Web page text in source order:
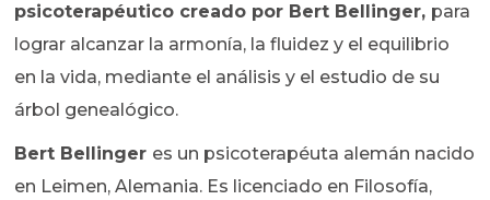
psicoterapéutico creado por Bert Bellinger, para
lograr alcanzar la armonía, la fluidez y el equilibrio
en la vida, mediante el análisis y el estudio de su
árbol genealógico.
Bert Bellinger es un psicoterapéuta alemán nacido
en Leimen, Alemania. Es licenciado en Filosofía,